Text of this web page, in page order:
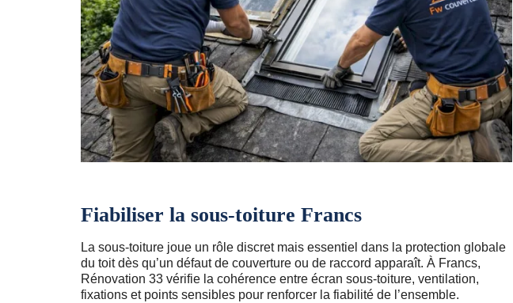
Fiabiliser la sous-toiture Francs
La sous-toiture joue un rôle discret mais essentiel dans la protection globale
du toit dès qu’un défaut de couverture ou de raccord apparaît. À Francs,
Rénovation 33 vérifie la cohérence entre écran sous-toiture, ventilation,
fixations et points sensibles pour renforcer la fiabilité de l’ensemble.